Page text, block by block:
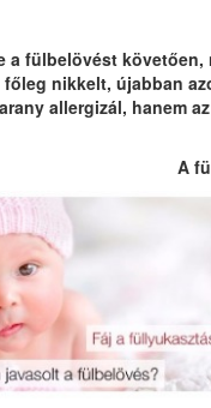
a fülbelövést
nikkelt, újabban
allergizál, hanem
A